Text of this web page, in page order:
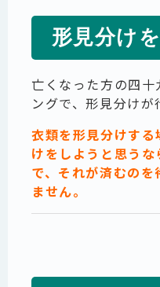
形見分け
亡くなった方の四
ングで、形見分けが
衣類を形見分けす
けをしようと思う
で、それが済むの
ません。